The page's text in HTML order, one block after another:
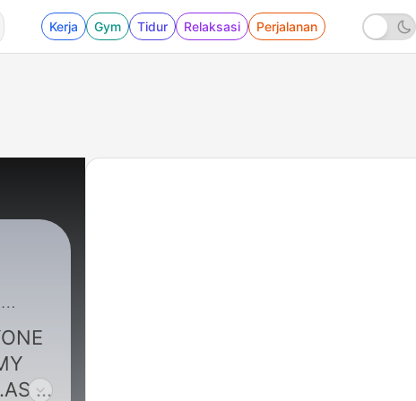
Kerja Gym Tidur Relaksasi Perjalanan
I